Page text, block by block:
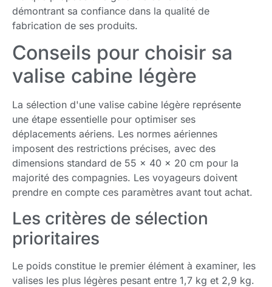
démontrant sa confiance dans la qualité de
fabrication de ses produits.
Conseils pour choisir sa
valise cabine légère
La sélection d'une valise cabine légère représente
une étape essentielle pour optimiser ses
déplacements aériens. Les normes aériennes
imposent des restrictions précises, avec des
dimensions standard de 55 x 40 x 20 cm pour la
majorité des compagnies. Les voyageurs doivent
prendre en compte ces paramètres avant tout achat.
Les critères de sélection
prioritaires
Le poids constitue le premier élément à examiner, les
valises les plus légères pesant entre 1,7 kg et 2,9 kg.